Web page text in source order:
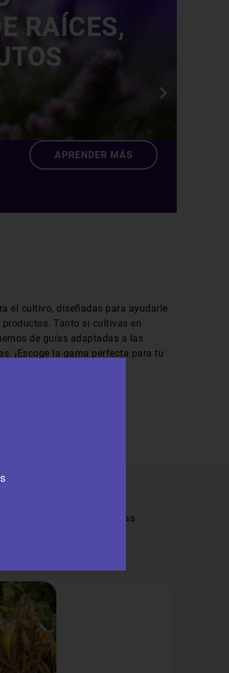
RAÍCES,
APRENDER MÁS
el cultivo, diseñadas para ayudarle
Tanto si cultivas en
de guías adaptadas a las
¡Escoge la gama perfecta para tu
EL CULTIVO
al día de las últimas